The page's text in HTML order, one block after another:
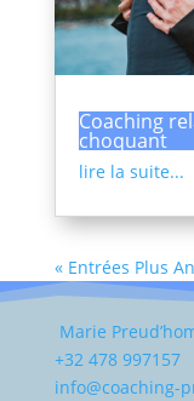
Coaching
choquant
lire la suite...
« Entrées Plus
Marie
+32 478 997157
info@coaching-